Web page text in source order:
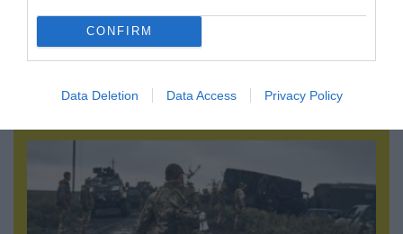
CONFIRM
Data Deletion Data Access Privacy Policy
06.08.2026 | 21:02
Τελεσίγραφο του Ιράν στις χώρες του Κόλπου:
«Σταματήστε τον Τραμπ αλλιώς θα σας
χτυπήσουμε σκληρά»